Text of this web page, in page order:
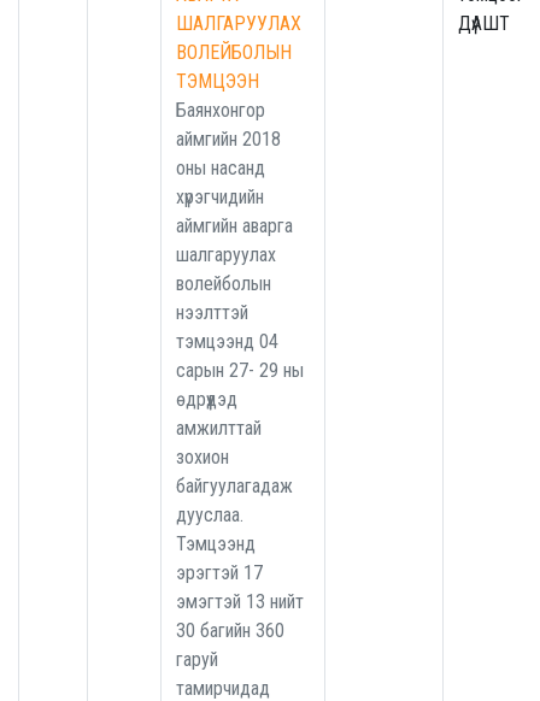
ШАЛГАРУУЛАХ
ВОЛЕЙБОЛЫН
ТЭМЦЭЭН
Баянхонгор
аймгийн 2018
оны насанд
хүрэгчидийн
аймгийн аварга
шалгаруулах
волейболын
нээлттэй
тэмцээнд 04
сарын 27- 29 ны
өдрүүдэд
амжилттай
зохион
байгуулагадаж
дууслаа.
Тэмцээнд
эрэгтэй 17
эмэгтэй 13 нийт
30 багийн 360
гаруй
тамирчидад
ДүАШТ